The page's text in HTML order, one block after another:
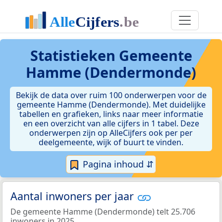
Statistieken Gemeente
Hamme (Dendermonde)
Bekijk de data over ruim 100 onderwerpen voor de
gemeente Hamme (Dendermonde). Met duidelijke
tabellen en grafieken, links naar meer informatie
en een overzicht van alle cijfers in 1 tabel. Deze
onderwerpen zijn op AlleCijfers ook per per
deelgemeente, wijk of buurt te vinden.
Pagina inhoud ⇵
Aantal inwoners per jaar
De gemeente Hamme (Dendermonde) telt 25.706